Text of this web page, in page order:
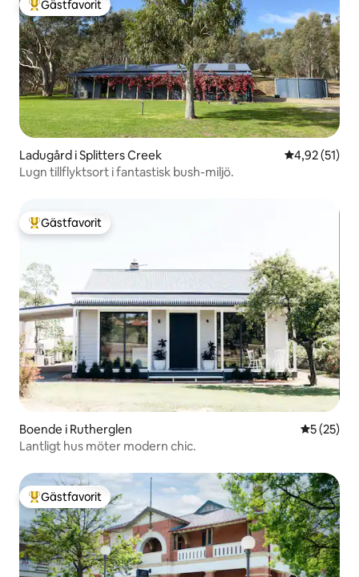
Populär gästfavorit
Gästfavorit
Ladugård i Splitters Creek 4,92 av 5 i
4,92 (51)
Lugn tillflyktsort i fantastisk bush-miljö.
Populär gästfavorit
Gästfavorit
Boende i Rutherglen 5 av 5 i
5 (25)
Lantligt hus möter modern chic.
Populär gästfavorit
Gästfavorit